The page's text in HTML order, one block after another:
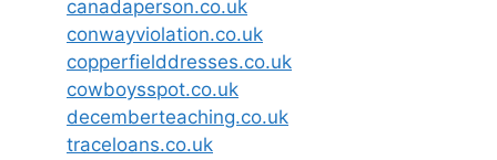
canadaperson.co.uk
conwayviolation.co.uk
copperfielddresses.co.uk
cowboysspot.co.uk
decemberteaching.co.uk
traceloans.co.uk